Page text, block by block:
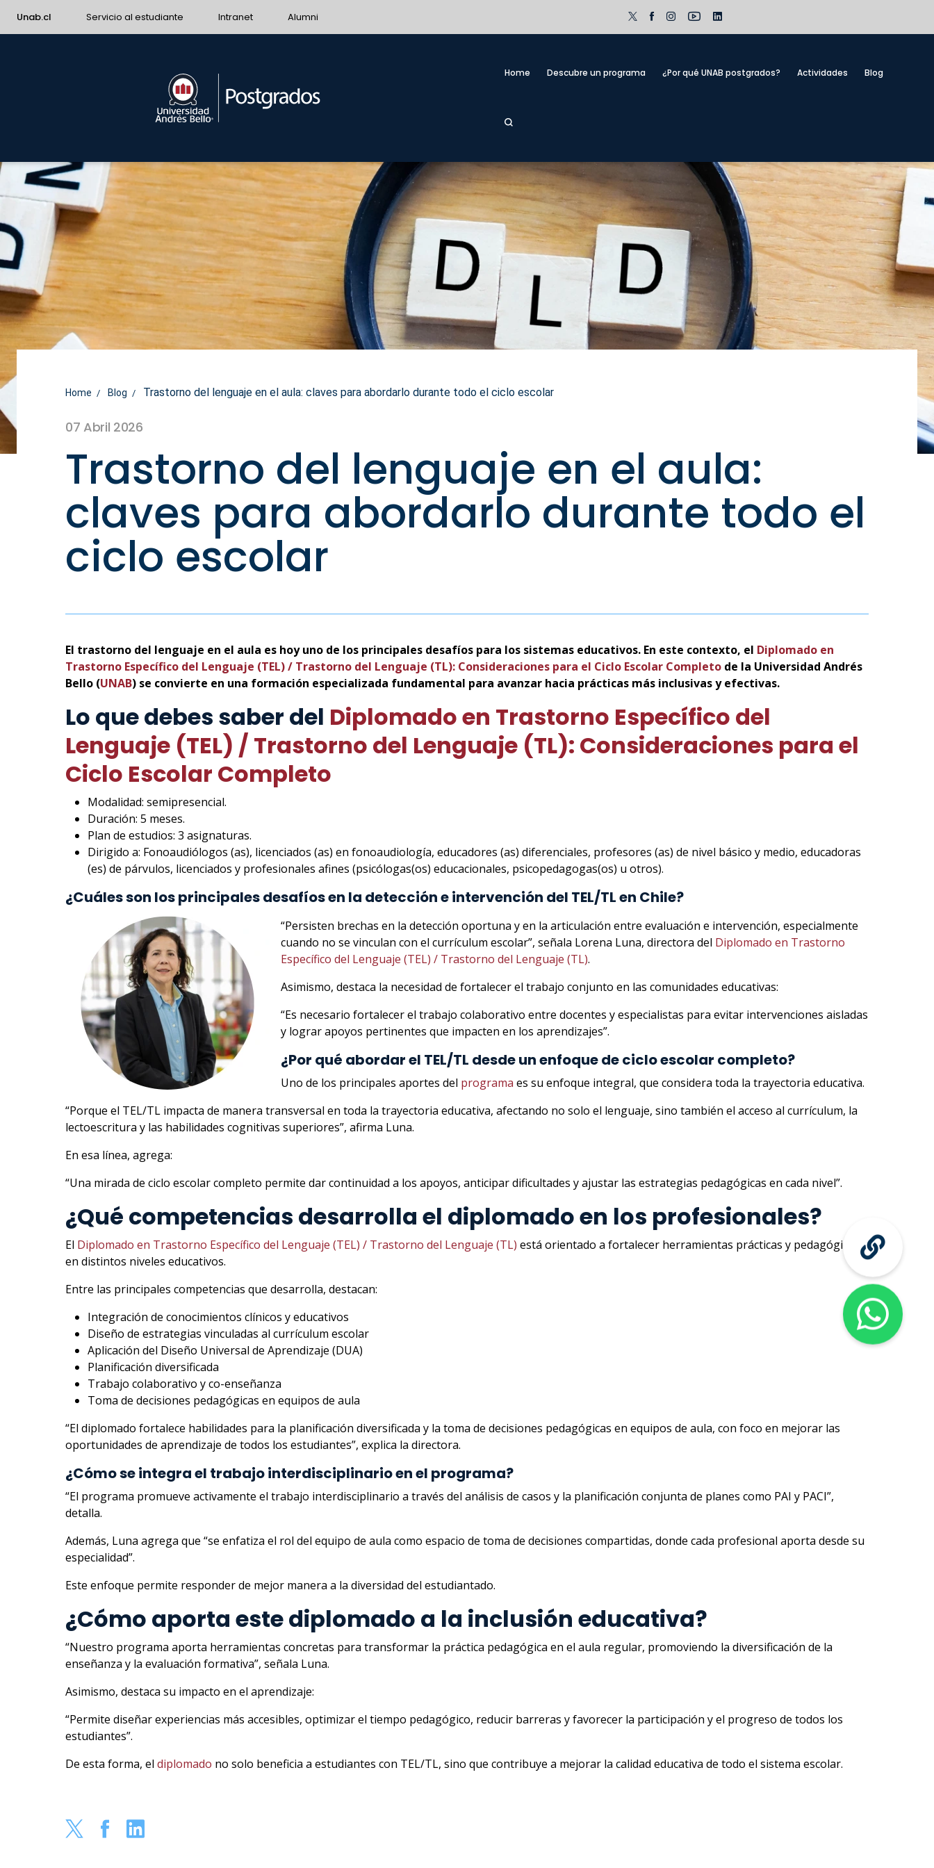
Unab.cl Servicio al estudiante Intranet Alumni
Home Descubre un programa ¿Por qué UNAB postgrados? Actividades Blog
Home Blog Trastorno del lenguaje en el aula: claves para abordarlo durante todo el ciclo escolar
07 Abril 2026
Trastorno del lenguaje en el aula:
claves para abordarlo durante todo el
ciclo escolar
El trastorno del lenguaje en el aula es hoy uno de los principales desafíos para los sistemas educativos. En este contexto, el Diplomado en
Trastorno Específico del Lenguaje (TEL) / Trastorno del Lenguaje (TL): Consideraciones para el Ciclo Escolar Completo de la Universidad Andrés
Bello (UNAB) se convierte en una formación especializada fundamental para avanzar hacia prácticas más inclusivas y efectivas.
Lo que debes saber del Diplomado en Trastorno Específico del
Lenguaje (TEL) / Trastorno del Lenguaje (TL): Consideraciones para el
Ciclo Escolar Completo
Modalidad: semipresencial.
Duración: 5 meses.
Plan de estudios: 3 asignaturas.
Dirigido a: Fonoaudiólogos (as), licenciados (as) en fonoaudiología, educadores (as) diferenciales, profesores (as) de nivel básico y medio, educadoras
(es) de párvulos, licenciados y profesionales afines (psicólogas(os) educacionales, psicopedagogas(os) u otros).
¿Cuáles son los principales desafíos en la detección e intervención del TEL/TL en Chile?
“Persisten brechas en la detección oportuna y en la articulación entre evaluación e intervención, especialmente
cuando no se vinculan con el currículum escolar”, señala Lorena Luna, directora del Diplomado en Trastorno
Específico del Lenguaje (TEL) / Trastorno del Lenguaje (TL).
Asimismo, destaca la necesidad de fortalecer el trabajo conjunto en las comunidades educativas:
“Es necesario fortalecer el trabajo colaborativo entre docentes y especialistas para evitar intervenciones aisladas
y lograr apoyos pertinentes que impacten en los aprendizajes”.
¿Por qué abordar el TEL/TL desde un enfoque de ciclo escolar completo?
Uno de los principales aportes del programa es su enfoque integral, que considera toda la trayectoria educativa.
“Porque el TEL/TL impacta de manera transversal en toda la trayectoria educativa, afectando no solo el lenguaje, sino también el acceso al currículum, la
lectoescritura y las habilidades cognitivas superiores”, afirma Luna.
En esa línea, agrega:
“Una mirada de ciclo escolar completo permite dar continuidad a los apoyos, anticipar dificultades y ajustar las estrategias pedagógicas en cada nivel”.
¿Qué competencias desarrolla el diplomado en los profesionales?
El Diplomado en Trastorno Específico del Lenguaje (TEL) / Trastorno del Lenguaje (TL) está orientado a fortalecer herramientas prácticas y pedagógicas
en distintos niveles educativos.
Entre las principales competencias que desarrolla, destacan:
Integración de conocimientos clínicos y educativos
Diseño de estrategias vinculadas al currículum escolar
Aplicación del Diseño Universal de Aprendizaje (DUA)
Planificación diversificada
Trabajo colaborativo y co-enseñanza
Toma de decisiones pedagógicas en equipos de aula
“El diplomado fortalece habilidades para la planificación diversificada y la toma de decisiones pedagógicas en equipos de aula, con foco en mejorar las
oportunidades de aprendizaje de todos los estudiantes”, explica la directora.
¿Cómo se integra el trabajo interdisciplinario en el programa?
“El programa promueve activamente el trabajo interdisciplinario a través del análisis de casos y la planificación conjunta de planes como PAI y PACI”,
detalla.
Además, Luna agrega que “se enfatiza el rol del equipo de aula como espacio de toma de decisiones compartidas, donde cada profesional aporta desde su
especialidad”.
Este enfoque permite responder de mejor manera a la diversidad del estudiantado.
¿Cómo aporta este diplomado a la inclusión educativa?
“Nuestro programa aporta herramientas concretas para transformar la práctica pedagógica en el aula regular, promoviendo la diversificación de la
enseñanza y la evaluación formativa”, señala Luna.
Asimismo, destaca su impacto en el aprendizaje:
“Permite diseñar experiencias más accesibles, optimizar el tiempo pedagógico, reducir barreras y favorecer la participación y el progreso de todos los
estudiantes”.
De esta forma, el diplomado no solo beneficia a estudiantes con TEL/TL, sino que contribuye a mejorar la calidad educativa de todo el sistema escolar.